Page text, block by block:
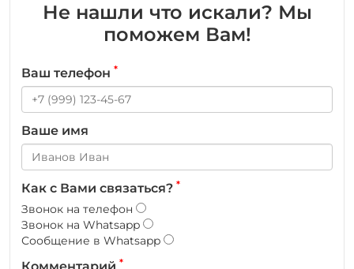
Не нашли что искали? Мы
поможем Вам!
Ваш телефон *
Ваше имя
Как с Вами связаться? *
Звонок на телефон
Звонок на Whatsapp
Сообщение в Whatsapp
*